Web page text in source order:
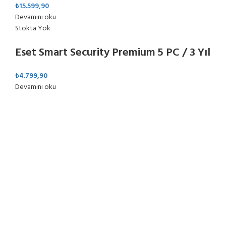
₺15.599,90
Devamını oku
Stokta Yok
Eset Smart Security Premium 5 PC / 3 Yıl
₺4.799,90
Devamını oku